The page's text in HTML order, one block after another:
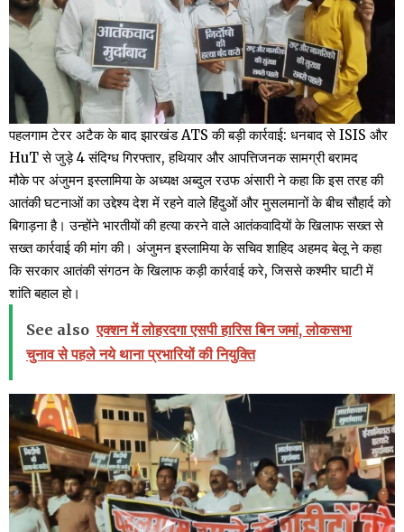
पहलगाम टेरर अटैक के बाद झारखंड ATS की बड़ी कार्रवाई: धनबाद से ISIS और
HuT से जुड़े 4 संदिग्ध गिरफ्तार, हथियार और आपत्तिजनक सामग्री बरामद
मौके पर अंजुमन इस्लामिया के अध्यक्ष अब्दुल रउफ अंसारी ने कहा कि इस तरह की
आतंकी घटनाओं का उद्देश्य देश में रहने वाले हिंदुओं और मुसलमानों के बीच सौहार्द को
बिगाड़ना है। उन्होंने भारतीयों की हत्या करने वाले आतंकवादियों के खिलाफ सख्त से
सख्त कार्रवाई की मांग की। अंजुमन इस्लामिया के सचिव शाहिद अहमद बेलू ने कहा
कि सरकार आतंकी संगठन के खिलाफ कड़ी कार्रवाई करे, जिससे कश्मीर घाटी में
शांति बहाल हो।
See also एक्शन में लोहरदगा एसपी हारिस बिन जमां, लोकसभा
चुनाव से पहले नये थाना प्रभारियों की नियुक्ति